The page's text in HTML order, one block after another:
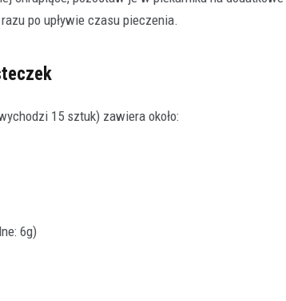
po upływie czasu pieczenia.
15 sztuk) zawiera około:
6g)